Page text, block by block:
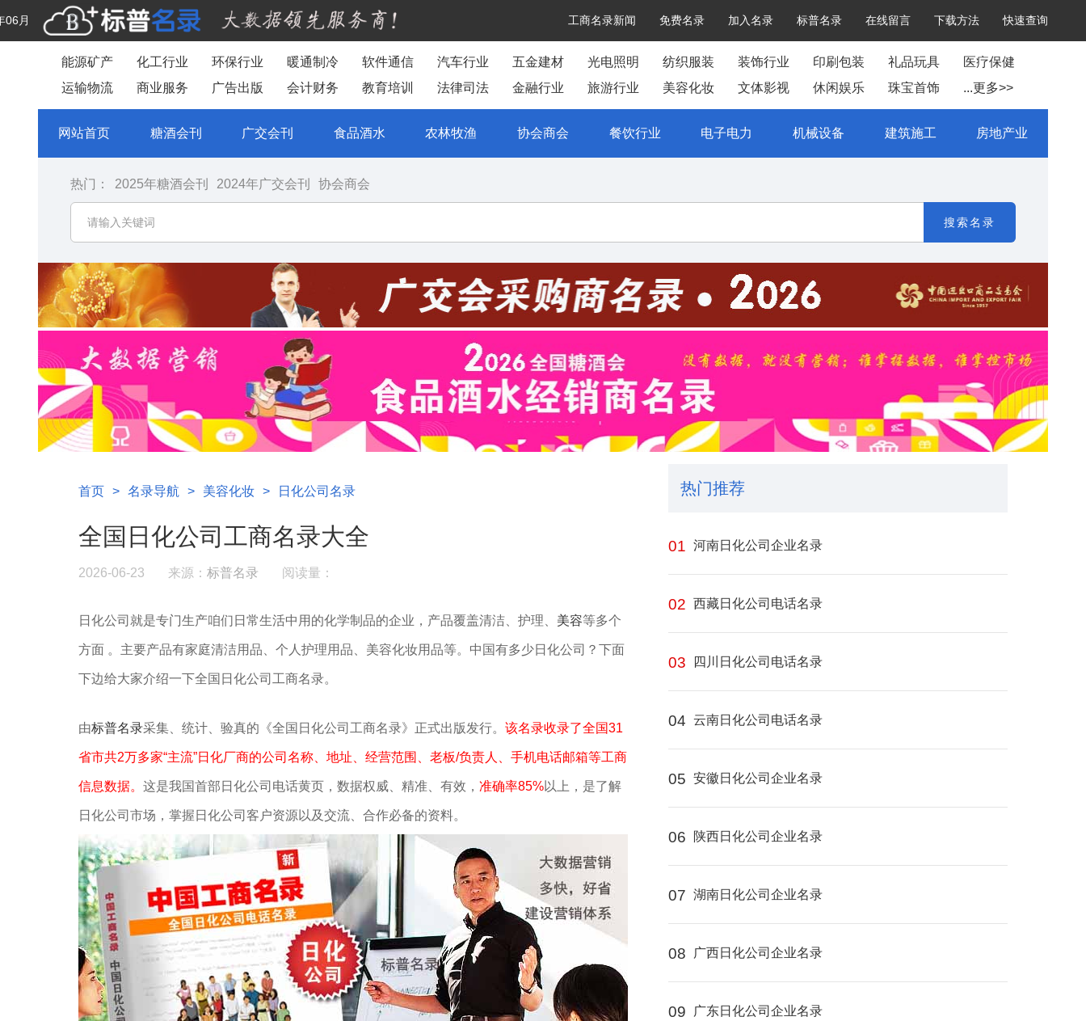
工商名录新闻 免费名录 加入名录 标普名录 在线留言 下载方法 快速查询
06月
能源矿产 化工行业 环保行业 暖通制冷 软件通信 汽车行业 五金建材 光电照明 纺织服装 装饰行业 印刷包装 礼品玩具
医疗保健
运输物流
商业服务 广告出版 会计财务 教育培训 法律司法 金融行业 旅游行业 美容化妆 文体影视 休闲娱乐 珠宝首饰 ...更多>>
网站首页 糖酒会刊 广交会刊 食品酒水 农林牧渔 协会商会 餐饮行业 电子电力 机械设备 建筑施工 房地产业
热门： 2025年糖酒会刊 2024年广交会刊 协会商会
搜索名录
首页 > 名录导航 > 美容化妆 > 日化公司名录
全国日化公司工商名录大全
2026-06-23 来源： 标普名录 阅读量：
日化公司就是专门生产咱们日常生活中用的化学制品的企业‌，产品覆盖清洁、护理、 美容等多个
方面 。‌‌‌主要产品‌有家庭清洁用品、个人护理用品、美容化妆用品等。中国有多少日化公司？下面
下边给大家介绍一下全国日化公司工商名录。
由标普名录采集、统计、验真的《全国日化公司工商名录》正式出版发行。 该名录收录了全国31
省市共2万多家“主流”日化厂商的公司名称、地址、经营范围、老板/负责人、手机电话邮箱等工商
信息数据。 这是我国首部日化公司电话黄页，数据权威、精准、有效， 准确率85%以上，是了解
日化公司市场，掌握日化公司客户资源以及交流、合作必备的资料。
热门推荐
01 河南日化公司企业名录
02 西藏日化公司电话名录
03 四川日化公司电话名录
04 云南日化公司电话名录
05 安徽日化公司企业名录
06 陕西日化公司企业名录
07 湖南日化公司企业名录
08 广西日化公司企业名录
09 广东日化公司企业名录